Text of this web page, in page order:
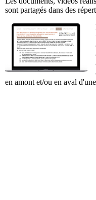
sont partagés dans des
en amont et/ou en aval